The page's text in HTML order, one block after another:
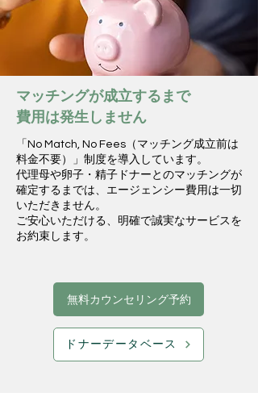
マッチングが成立するまで
費用は発生しません
「No Match, No Fees（マッチング成立前は
料金不要）」制度を導入しています。
代理母や卵子・精子ドナーとのマッチングが
確定するまでは、エージェンシー費用は一切
いただきません。
ご安心いただける、明確で誠実なサービスを
お約束します。
無料カウンセリング予約
ドナーデータベース